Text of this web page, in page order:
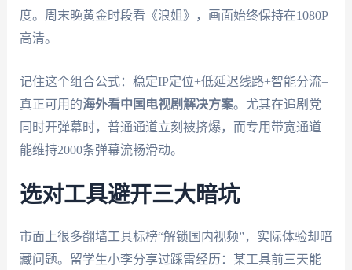
度。周末晚黄金时段看《浪姐》，画面始终保持在1080P
高清。
记住这个组合公式：稳定IP定位+低延迟线路+智能分流=
真正可用的海外看中国电视剧解决方案。尤其在追剧党
同时开弹幕时，普通通道立刻被挤爆，而专用带宽通道
能维持2000条弹幕流畅滑动。
选对工具避开三大暗坑
市面上很多翻墙工具标榜“解锁国内视频”，实际体验却暗
藏问题。留学生小李分享过踩雷经历：某工具前三天能